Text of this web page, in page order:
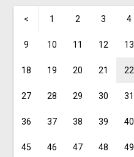
< 1 2 3 4
9 10 11 12 13
18 19 20 21 22
27 28 29 30 31
36 37 38 39 40
45 46 47 48 49